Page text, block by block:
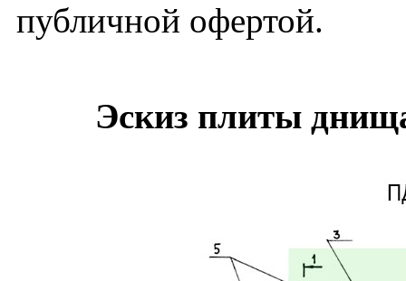
публичной офертой.
Эскиз плиты